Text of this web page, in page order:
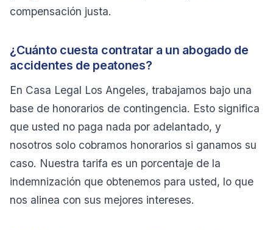
compensación justa.
¿Cuánto cuesta contratar a un abogado de
accidentes de peatones?
En Casa Legal Los Angeles, trabajamos bajo una
base de honorarios de contingencia. Esto significa
que usted no paga nada por adelantado, y
nosotros solo cobramos honorarios si ganamos su
caso. Nuestra tarifa es un porcentaje de la
indemnización que obtenemos para usted, lo que
nos alinea con sus mejores intereses.